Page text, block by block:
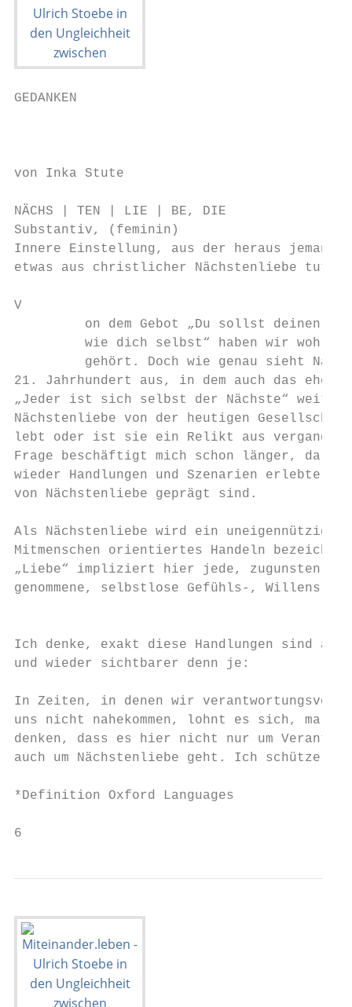
GEDANKEN
von Inka Stute
NÄCHS | TEN | LIE | BE, DIE
Substantiv, (feminin)
Innere Einstellung, aus der heraus
etwas aus christlicher Nächstenliebe tut*
V
on dem Gebot „Du sollst deinen
wie dich selbst“ haben wir wohl
gehört. Doch wie genau sieht
21. Jahrhundert aus, in dem auch das eher
„Jeder ist sich selbst der Nächste“ weit
Nächstenliebe von der heutigen
lebt oder ist sie ein Relikt aus
Frage beschäftigt mich schon länger, da
wieder Handlungen und Szenarien
von Nächstenliebe geprägt sind.
Als Nächstenliebe wird ein
Mitmenschen orientiertes Handeln
„Liebe“ impliziert hier jede, zugunsten der
genommene, selbstlose Gefühls-, Willens-
Ich denke, exakt diese Handlungen sind
und wieder sichtbarer denn je:
In Zeiten, in denen wir verantwortungsvoll
uns nicht nahekommen, lohnt es sich, mal
denken, dass es hier nicht nur um
auch um Nächstenliebe geht. Ich
*Definition Oxford Languages
6